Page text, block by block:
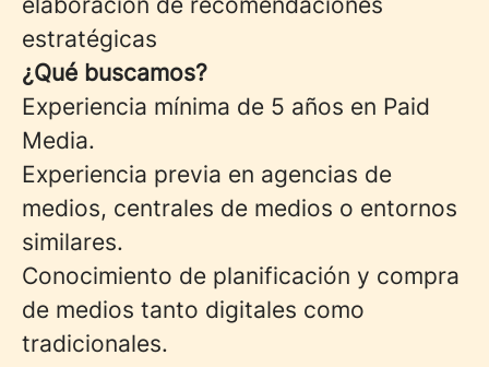
estratégicas
¿Qué buscamos?
Experiencia mínima de 5 años en Paid
Media.
Experiencia previa en agencias de
medios, centrales de medios o entornos
similares.
Conocimiento de planificación y compra
de medios tanto digitales como
tradicionales.